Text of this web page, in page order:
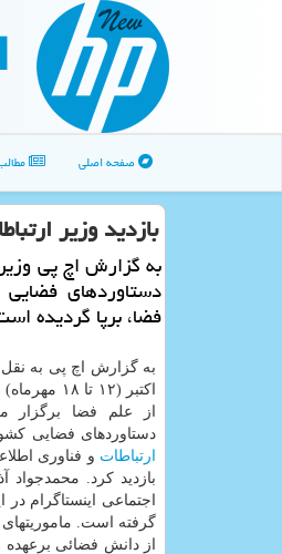
صفحه اصلی
بازدید وزیر
به گزارش اچ پی وزیر
دستاوردهای فضایی
فضا، برپا گردیده
اكتبر (۱۲
از علم فضا برگزار
دستاوردهای فضایی
ارتباطات و فناوری
بازدید كرد.
اجتماعی اینستاگرام
گرفته است.
از دانش فضائی برعهده